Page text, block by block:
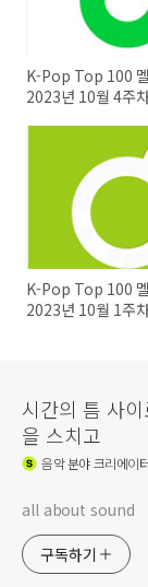
K-Pop Top 100
2023년 10월 4주
K-Pop Top 100
2023년 10월 1주
시간의 틈 사
을 스치고
음악분야 크리에이
all about sound
구독하기